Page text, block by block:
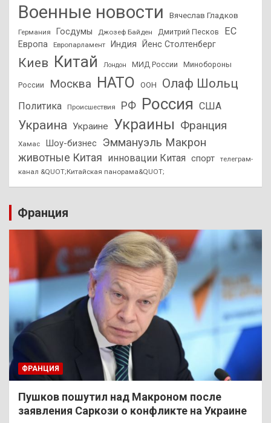
Военные новости
Вячеслав Гладков
Германия Госдумы Джозеф Байден Дмитрий Песков ЕС
Европа Европарламент Индия Йенс Столтенберг
Киев Китай Лондон МИД России Минобороны
России Москва НАТО ООН Олаф Шольц
Политика Происшествия РФ Россия США
Украина Украине Украины Франция
Хамас Шоу-бизнес Эммануэль Макрон
животные Китая инновации Китая спорт
телеграм-
канал &QUOT;Китайская панорама&QUOT;
Франция
ФРАНЦИЯ
Пушков пошутил над Макроном после
заявления Саркози о конфликте на Украине